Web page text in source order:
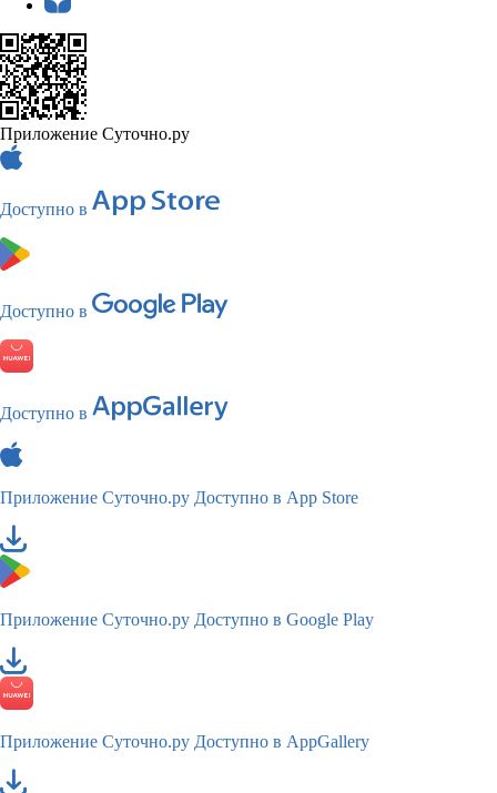
Приложение Суточно.ру
Доступно в
Доступно в
Доступно в
Приложение Суточно.ру Доступно в App Store
Приложение Суточно.ру Доступно в Google Play
Приложение Суточно.ру Доступно в AppGallery